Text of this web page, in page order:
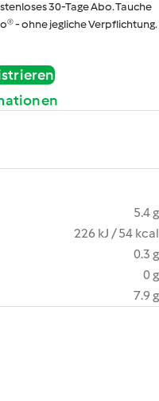
30-Tage Abo. Tauche
- ohne jegliche Verpflichtung.
5.4 g
226 kJ / 54 kcal
0.3 g
0 g
7.9 g